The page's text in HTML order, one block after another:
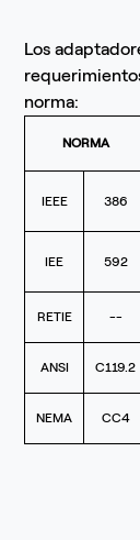
Los
norma:
NORMA
IEEE 386
IEE 592
RETIE --
ANSI C119.2
NEMA CC4